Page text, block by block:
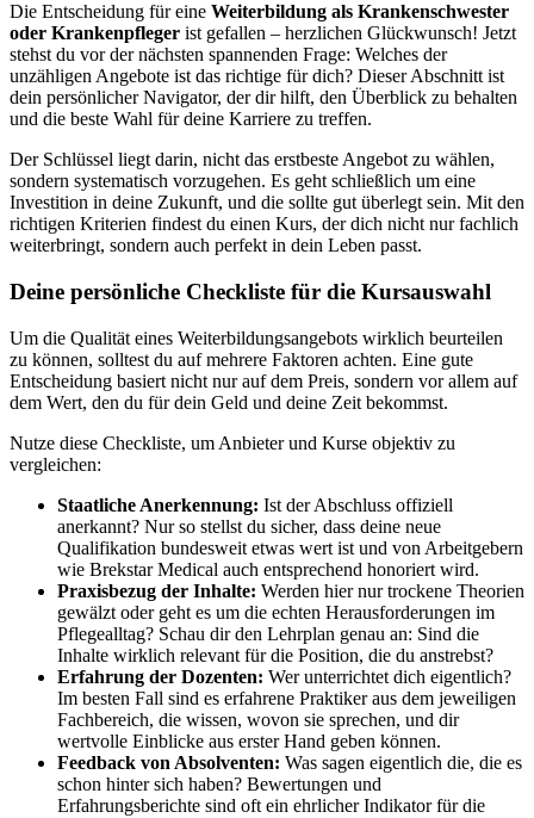
Die Entscheidung für eine Weiterbildung als Krankenschwester
oder Krankenpfleger ist gefallen – herzlichen Glückwunsch! Jetzt
stehst du vor der nächsten spannenden Frage: Welches der
unzähligen Angebote ist das richtige für dich? Dieser Abschnitt ist
dein persönlicher Navigator, der dir hilft, den Überblick zu behalten
und die beste Wahl für deine Karriere zu treffen.
Der Schlüssel liegt darin, nicht das erstbeste Angebot zu wählen,
sondern systematisch vorzugehen. Es geht schließlich um eine
Investition in deine Zukunft, und die sollte gut überlegt sein. Mit den
richtigen Kriterien findest du einen Kurs, der dich nicht nur fachlich
weiterbringt, sondern auch perfekt in dein Leben passt.
Deine persönliche Checkliste für die Kursauswahl
Um die Qualität eines Weiterbildungsangebots wirklich beurteilen
zu können, solltest du auf mehrere Faktoren achten. Eine gute
Entscheidung basiert nicht nur auf dem Preis, sondern vor allem auf
dem Wert, den du für dein Geld und deine Zeit bekommst.
Nutze diese Checkliste, um Anbieter und Kurse objektiv zu
vergleichen:
Staatliche Anerkennung: Ist der Abschluss offiziell
anerkannt? Nur so stellst du sicher, dass deine neue
Qualifikation bundesweit etwas wert ist und von Arbeitgebern
wie Brekstar Medical auch entsprechend honoriert wird.
Praxisbezug der Inhalte: Werden hier nur trockene Theorien
gewälzt oder geht es um die echten Herausforderungen im
Pflegealltag? Schau dir den Lehrplan genau an: Sind die
Inhalte wirklich relevant für die Position, die du anstrebst?
Erfahrung der Dozenten: Wer unterrichtet dich eigentlich?
Im besten Fall sind es erfahrene Praktiker aus dem jeweiligen
Fachbereich, die wissen, wovon sie sprechen, und dir
wertvolle Einblicke aus erster Hand geben können.
Feedback von Absolventen: Was sagen eigentlich die, die es
schon hinter sich haben? Bewertungen und
Erfahrungsberichte sind oft ein ehrlicher Indikator für die